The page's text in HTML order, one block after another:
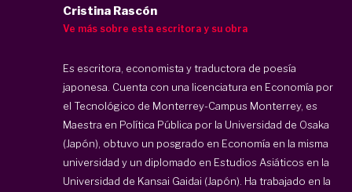
Cristina Rascón
Ve más sobre esta escritora y su obra
Es escritora, economista y traductora de poesía
japonesa. Cuenta con una licenciatura en Economía por
el Tecnológico de Monterrey-Campus Monterrey, es
Maestra en Política Pública por la Universidad de Osaka
(Japón), obtuvo un posgrado en Economía en la misma
universidad y un diplomado en Estudios Asiáticos en la
Universidad de Kansai Gaidai (Japón). Ha trabajado en la